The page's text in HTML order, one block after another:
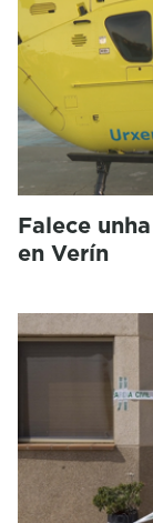
Falece
en Verín